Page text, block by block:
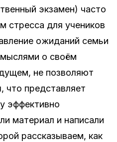
экзамен) часто
стресса для учеников
ожиданий семьи
мыслями о своём
не позволяют
что представляет
эффективно
материал и написали
рассказываем, как